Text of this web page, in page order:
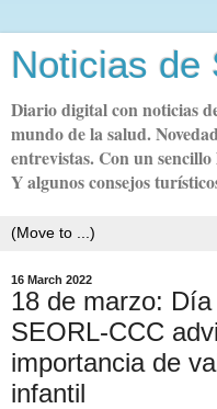
Noticias de
Diario digital con noticias
mundo de la salud.
entrevistas. Con un
Y algunos consejos
16 March 2022
18 de marzo:
SEORL-CCC
importancia de
infantil